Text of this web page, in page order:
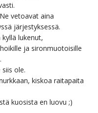
vetoavat aina
järjestyksessä.
lukenut,
ja sironmuotoisille
siis ole.
kiskoa raitapaita
kuosista en luovu ;)